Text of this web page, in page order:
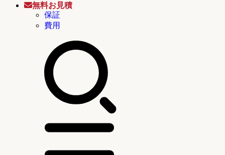
無料お見積
保証
費用